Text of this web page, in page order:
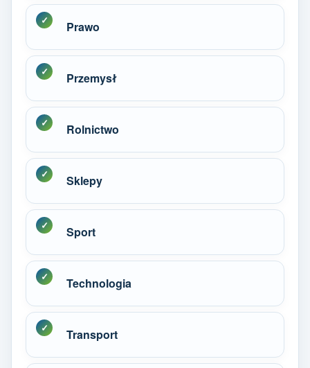
Prawo
Przemysł
Rolnictwo
Sklepy
Sport
Technologia
Transport